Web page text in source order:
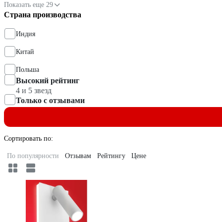
Показать еще 29
Страна производства
Индия
Китай
Польша
Высокий рейтинг
4 и 5 звезд
Только с отзывами
Сортировать по:
По популярности Отзывам Рейтингу Цене